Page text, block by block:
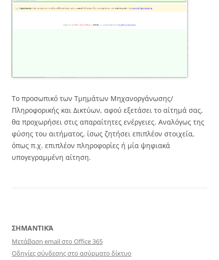
Το προσωπικό των Τμημάτων Μηχανοργάνωσης/
Πληροφορικής και Δικτύων, αφού εξετάσει το αίτημά σας,
θα προχωρήσει στις απαραίτητες ενέργειες. Αναλόγως της
φύσης του αιτήματος, ίσως ζητήσει επιπλέον στοιχεία,
όπως π.χ. επιπλέον πληροφορίες ή μία ψηφιακά
υπογεγραμμένη αίτηση.
ΣΗΜΑΝΤΙΚΆ
Μετάβαση email στο Office 365
Οδηγίες σύνδεσης στο ασύρματο δίκτυο